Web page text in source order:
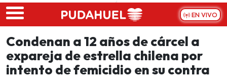
Skip to main content
EN VIVO
Condenan a 12 años de cárcel a
expareja de estrella chilena por
intento de femicidio en su contra